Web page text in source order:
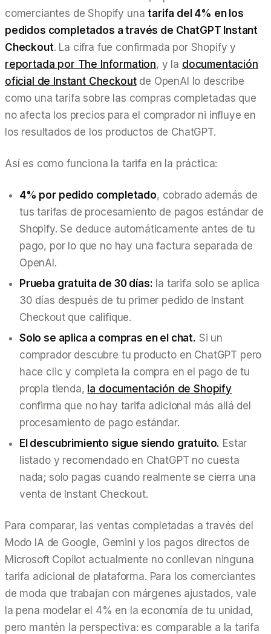
comerciantes de Shopify unatarifa del 4% en los
pedidos completados a través de ChatGPT Instant
Checkout. La cifra fue confirmada por Shopify y
reportada por The Information, y la documentación
oficial de Instant Checkoutde OpenAI lo describe
como una tarifa sobre las compras completadas que
no afecta los precios para el comprador ni influye en
los resultados de los productos de ChatGPT.
Así es como funciona la tarifa en la práctica:
4% por pedido completado, cobrado además de
tus tarifas de procesamiento de pagos estándar de
Shopify. Se deduce automáticamente antes de tu
pago, por lo que no hay una factura separada de
OpenAI.
Prueba gratuita de 30 días: la tarifa solo se aplica
30 días después de tu primer pedido de Instant
Checkout que califique.
Solo se aplica a compras en el chat. Si un
comprador descubre tu producto en ChatGPT pero
hace clic y completa la compra en el pago de tu
propia tienda, la documentación de Shopify
confirma que no hay tarifa adicional más allá del
procesamiento de pago estándar.
El descubrimiento sigue siendo gratuito. Estar
listado y recomendado en ChatGPT no cuesta
nada; solo pagas cuando realmente se cierra una
venta de Instant Checkout.
Para comparar, las ventas completadas a través del
Modo IA de Google, Gemini y los pagos directos de
Microsoft Copilot actualmente no conllevan ninguna
tarifa adicional de plataforma. Para los comerciantes
de moda que trabajan con márgenes ajustados, vale
la pena modelar el 4% en la economía de tu unidad,
pero mantén la perspectiva: es comparable a la tarifa